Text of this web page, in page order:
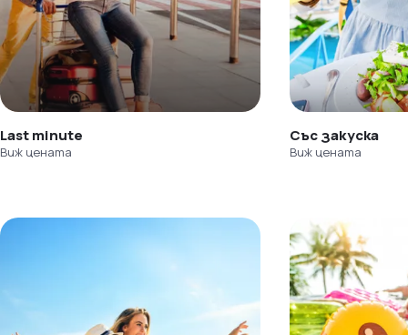
Last minute
Виж цената
Със закуска
Виж цената